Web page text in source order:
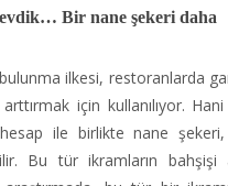
Bir nane şekeri daha
bulunma ilkesi, restoranlarda
için kullanılıyor.
ile birlikte nane
Bu tür ikramların bahşişi